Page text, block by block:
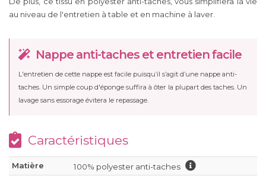
au niveau de l'entretien à table et en machine à laver.
Nappe anti-taches et entretien facile
L'entretien de cette nappe est facile puisqu’il s’agit d’une nappe anti-
taches. Un simple coup d'éponge suffira à ôter la plupart des taches. Un
lavage sans essorage évitera le repassage.
Caractéristiques
Matière
100% polyester anti-taches